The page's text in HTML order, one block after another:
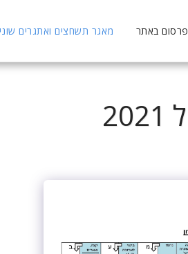
פרסום באתר מאגר תשחצים ואתגרים